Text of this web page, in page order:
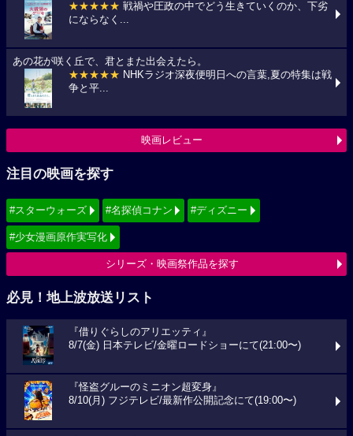
★★★★★ 戦禍や圧政の中でどう生きていくのか、下劣
にならなく...
あの花が咲く丘で、君とまた出会えたら。
★★★★★ NHKラジオ深夜便明日への言葉,夏の特集は戦
争と平...
映画レビュー
注目の映画を探す
#スターウォーズ #名探偵コナン #ディズニー
#少女漫画原作実写化
シリーズ・映画祭作品を探す
必見！地上波放送リスト
『借りぐらしのアリエッティ』
8/7(金) 日本テレビ/金曜ロードショーにて(21:00〜)
『怪盗グルーのミニオン超変身』
8/10(月) フジテレビ/最新作公開記念にて(19:00〜)